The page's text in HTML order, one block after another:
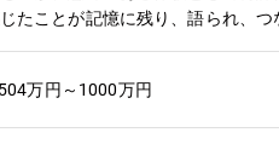
ことが記憶に残り、語られ、つ
グをリードするプロフェッショナ
つくるための体験設計・演出企画
携と構築■体験の成果指標(体験
できる■従来の広告とは異なる体
504万円～1000万円